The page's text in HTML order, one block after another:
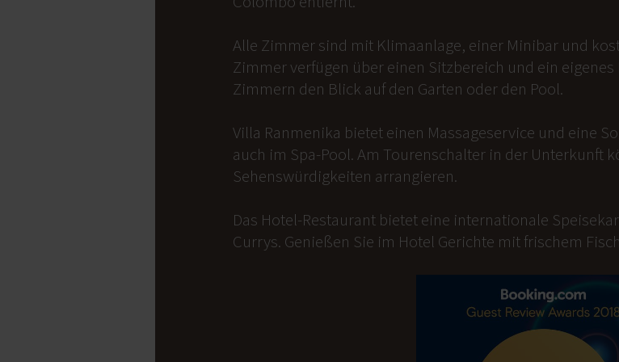
Alle Zimmer sind mit Klimaanlage, einer Minibar und
Zimmer verfügen über einen Sitzbereich und ein eigenes
Zimmern den Blick auf den Garten oder den Pool.
Villa Ranmenika bietet einen Massageservice und eine
auch im Spa-Pool. Am Tourenschalter in der Unterkunft
Sehenswürdigkeiten arrangieren.
Das Hotel-Restaurant bietet eine internationale
Currys. Genießen Sie im Hotel Gerichte mit frischem